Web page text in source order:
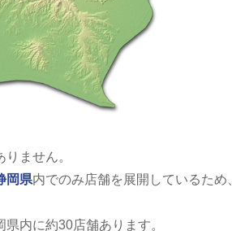
ません。
岡県内でのみ店舗を展開しているた
県内に約30店舗あります。